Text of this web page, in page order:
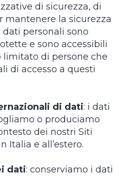
di sicurezza, di
mantenere la sicurezza
personali sono
e sono accessibili
limitato di persone che
di accesso a questi
di dati: i dati
o produciamo
dei nostri Siti
Italia e all’estero.
dati: conserviamo i dati